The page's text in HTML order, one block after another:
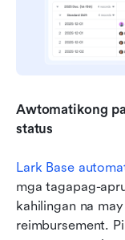
Awtomatikong
status
Lark Base
mga tagapag-
kahilingan na
reimbursement.